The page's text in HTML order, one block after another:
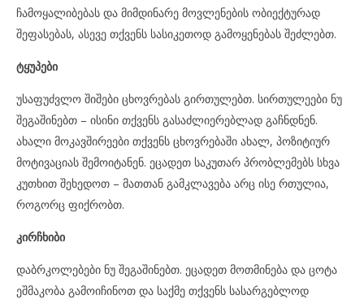
ჩამოყალიბებას და მიმდინარე მოვლენების ობიექტურად
შეფასებას, ასევე თქვენს სასიკეთოდ გამოყენებას შეძლებთ.
ტყუპები
უსაფუძვლო შიშები ცხოვრებას გირთულებთ. სირთულეები ნუ
შეგაშინებთ – ისინი თქვენს გასაძლიერებლად გაჩნდნენ.
ახალი მოკავშირეები თქვენს ცხოვრებაში ახალ, პოზიტიურ
მოტივაციას შემოიტანენ. ეცადეთ საკუთარ პრობლემებს სხვა
კუთხით შეხედოთ – მათთან გამკლავება არც ისე რთულია,
როგორც ფიქრობთ.
კირჩხიბი
დაბრკოლებები ნუ შეგაშინებთ. ეცადეთ მოთმინება და ცოტა
ეშმაკობა გამოიჩინოთ და საქმე თქვენს სასარგებლოდ